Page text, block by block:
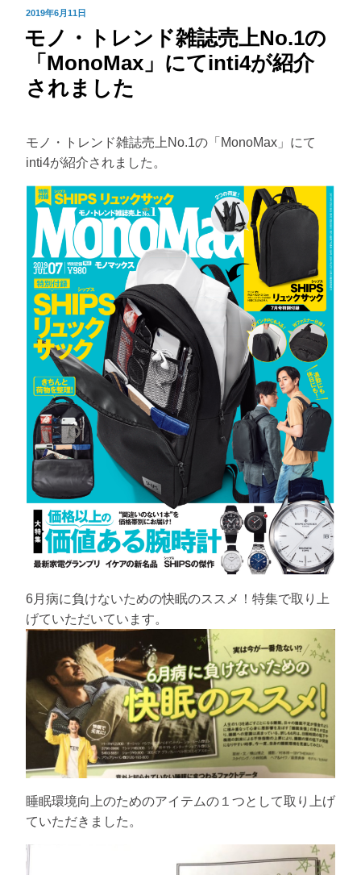
投
稿
2019年6月11日
モノ・トレンド雑誌売上No.1の
「MonoMax」にてinti4が紹介
されました
モノ・トレンド雑誌売上No.1の「MonoMax」にて
inti4が紹介されました。
6月病に負けないための快眠のススメ！特集で取り上
げていただいています。
睡眠環境向上のためのアイテムの１つとして取り上げ
ていただきました。